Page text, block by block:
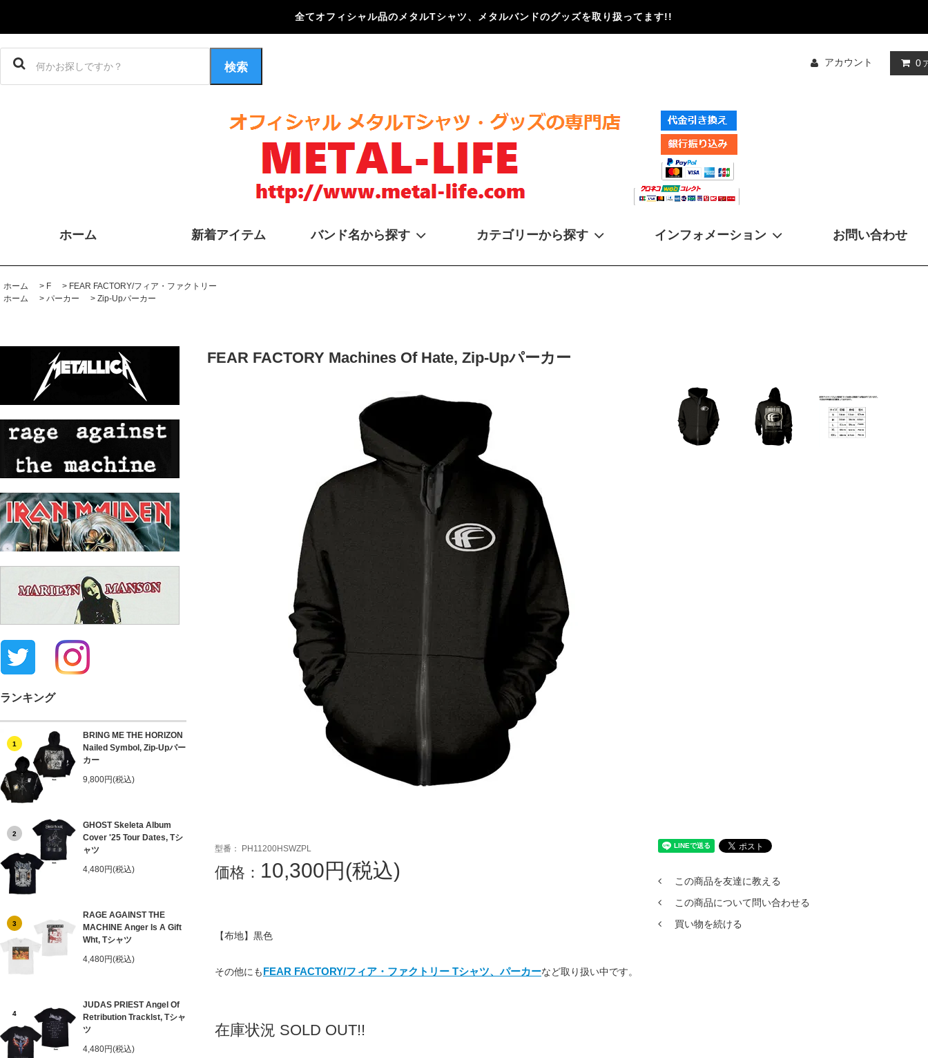
全てオフィシャル品のメタルTシャツ、メタルバンドのグッズを取り扱ってます!!
検索 アカウント 0
ホーム 新着アイテム バンド名から探す カテゴリーから探す インフォメーション お問い合わせ
ホーム > F > FEAR FACTORY/フィア・ファクトリー
ホーム
> パーカー > Zip-Upパーカー
ランキング
1
BRING ME THE HORIZON
Nailed Symbol, Zip-Upパー
カー
9,800円(税込)
2
GHOST Skeleta Album
Cover '25 Tour Dates, Tシ
ャツ
4,480円(税込)
3
RAGE AGAINST THE
MACHINE Anger Is A Gift
Wht, Tシャツ
4,480円(税込)
4
JUDAS PRIEST Angel Of
Retribution Tracklst, Tシャ
ツ
4,480円(税込)
FEAR FACTORY Machines Of Hate, Zip-Upパーカー
PH11200HSWZPL
10,300円(税込)
【布地】黒色
その他にもFEAR FACTORY/フィア・ファクトリー Tシャツ、パーカーなど取り扱い中です。
在庫状況 SOLD OUT!!
この商品を友達に教える
この商品について問い合わせる
買い物を続ける